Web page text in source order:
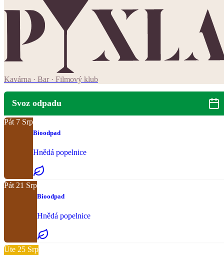
Kavárna · Bar · Filmový klub
Svoz odpadu
Pát 7 Srp
Bioodpad
Hnědá popelnice
Pát 21 Srp
Bioodpad
Hnědá popelnice
Úte 25 Srp